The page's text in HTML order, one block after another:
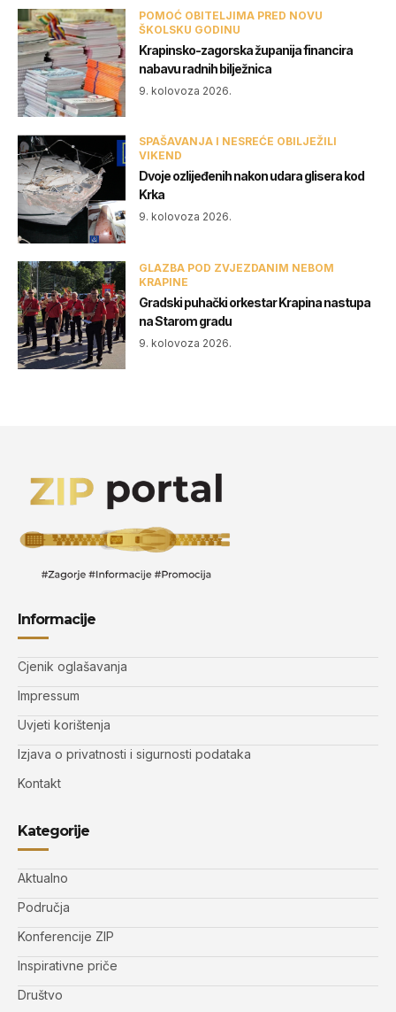
POMOĆ OBITELJIMA PRED NOVU
ŠKOLSKU GODINU
Krapinsko-zagorska županija financira
nabavu radnih bilježnica
9. kolovoza 2026.
SPAŠAVANJA I NESREĆE OBILJEŽILI
VIKEND
Dvoje ozlijeđenih nakon udara glisera kod
Krka
9. kolovoza 2026.
GLAZBA POD ZVJEZDANIM NEBOM
KRAPINE
Gradski puhački orkestar Krapina nastupa
na Starom gradu
9. kolovoza 2026.
Informacije
Cjenik oglašavanja
Impressum
Uvjeti korištenja
Izjava o privatnosti i sigurnosti podataka
Kontakt
Kategorije
Aktualno
Područja
Konferencije ZIP
Inspirativne priče
Društvo